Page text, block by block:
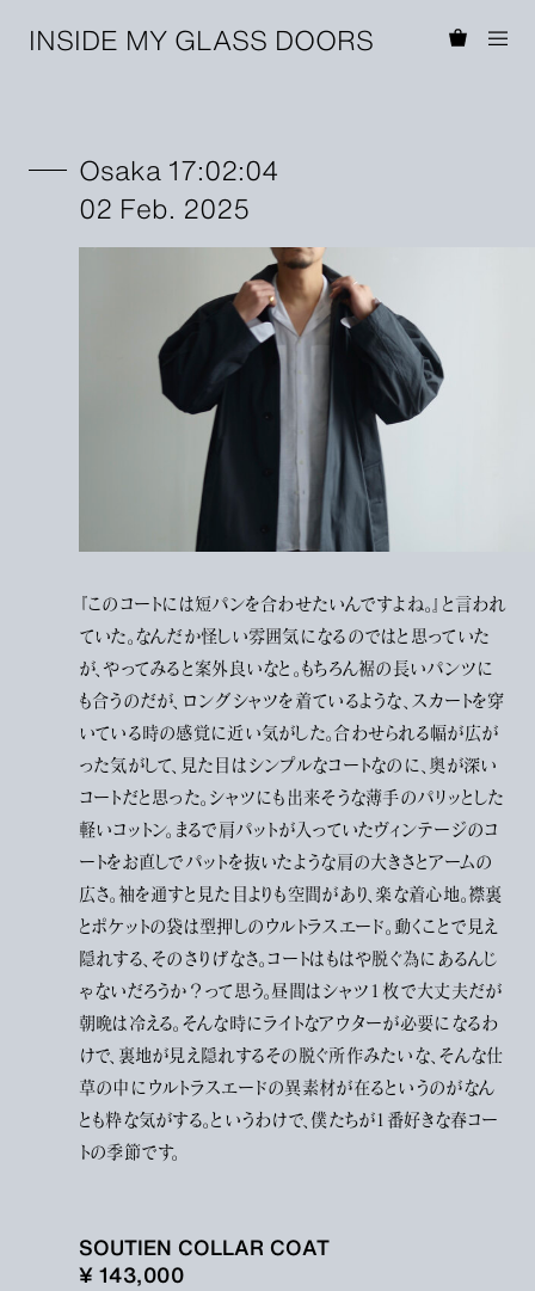
INSIDE MY GLASS DOORS
Osaka 17:02:04
02 Feb. 2025
『このコートには短パンを合わせたいんですよね。』と言われ
ていた。なんだか怪しい雰囲気になるのではと思っていた
が、やってみると案外良いなと。もちろん裾の長いパンツに
も合うのだが、ロングシャツを着ているような、スカートを穿
いている時の感覚に近い気がした。合わせられる幅が広が
った気がして、見た目はシンプルなコートなのに、奥が深い
コートだと思った。シャツにも出来そうな薄手のパリッとした
軽いコットン。まるで肩パットが入っていたヴィンテージのコ
ートをお直しでパットを抜いたような肩の大きさとアームの
広さ。袖を通すと見た目よりも空間があり、楽な着心地。襟裏
とポケットの袋は型押しのウルトラスエード。動くことで見え
隠れする、そのさりげなさ。コートはもはや脱ぐ為にあるんじ
ゃないだろうか？って思う。昼間はシャツ１枚で大丈夫だが
朝晩は冷える。そんな時にライトなアウターが必要になるわ
けで、裏地が見え隠れするその脱ぐ所作みたいな、そんな仕
草の中にウルトラスエードの異素材が在るというのがなん
とも粋な気がする。というわけで、僕たちが1番好きな春コー
トの季節です。
SOUTIEN COLLAR COAT
¥ 143,000